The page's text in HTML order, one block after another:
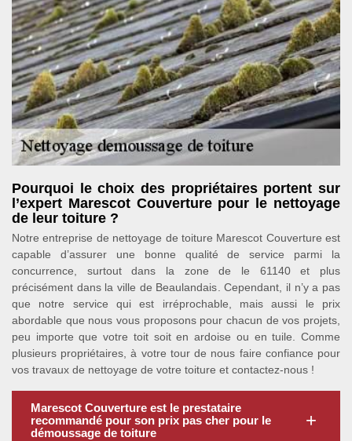
Pourquoi le choix des propriétaires portent sur
l’expert Marescot Couverture pour le nettoyage
de leur toiture ?
Notre entreprise de nettoyage de toiture Marescot Couverture est
capable d’assurer une bonne qualité de service parmi la
concurrence, surtout dans la zone de le 61140 et plus
précisément dans la ville de Beaulandais. Cependant, il n’y a pas
que notre service qui est irréprochable, mais aussi le prix
abordable que nous vous proposons pour chacun de vos projets,
peu importe que votre toit soit en ardoise ou en tuile. Comme
plusieurs propriétaires, à votre tour de nous faire confiance pour
vos travaux de nettoyage de votre toiture et contactez-nous !
Marescot Couverture est le prestataire
recommandé pour son prix pas cher pour le
démoussage de toiture